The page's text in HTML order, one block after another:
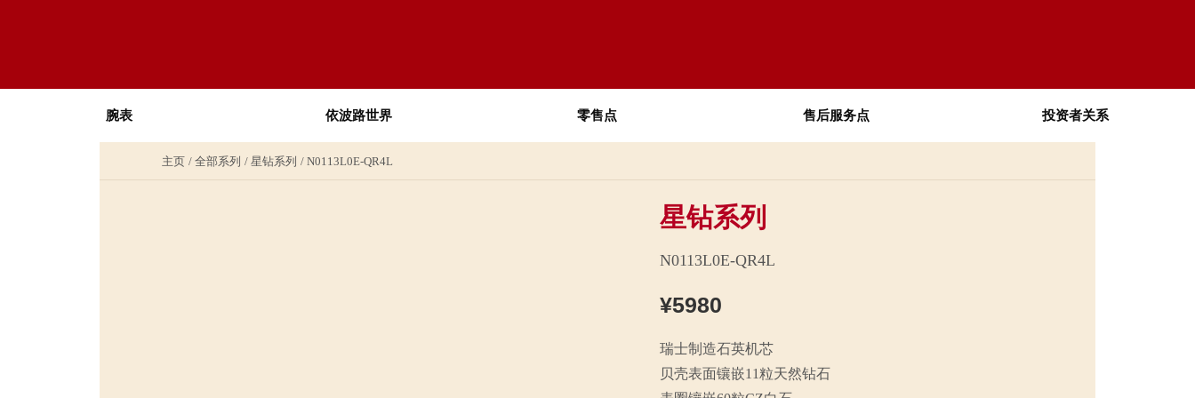
腕表 依波路世界 零售点 售后服务点 投资者关系
主页 全部系列 星钻系列 N0113L0E-QR4L
星钻系列
N0113L0E-QR4L
¥5980
瑞士制造石英机芯
贝壳表面镶嵌11粒天然钻石